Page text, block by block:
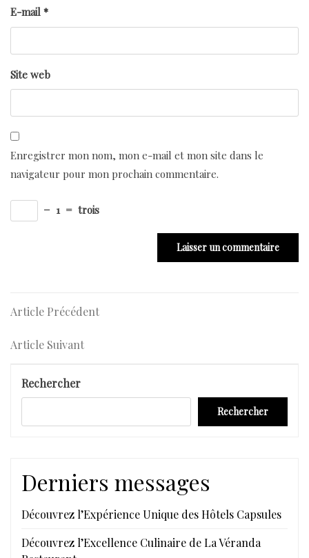
E-mail *
Site web
Enregistrer mon nom, mon e-mail et mon site dans le
navigateur pour mon prochain commentaire.
− 1 = trois
Navigation
de
Article
Article Précédent
Article
Article Suivant
Rechercher
Rechercher
Derniers messages
Découvrez l’Expérience Unique des Hôtels Capsules
Découvrez l’Excellence Culinaire de La Véranda